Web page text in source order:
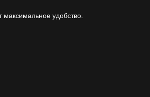
максимальное удобство.